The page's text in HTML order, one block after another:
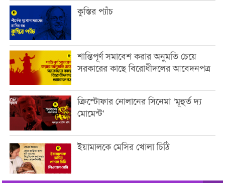
কুস্তির প্যাঁচ
শান্তিপূর্ণ সমাবেশ করার অনুমতি চেয়ে
সরকারের কাছে বিরোধীদলের আবেদনপত্র
ক্রিস্টোফার নোলানের সিনেমা ‘মূহুর্ত দ্য
মোমেন্ট’
ইয়ামালকে মেসির খোলা চিঠি